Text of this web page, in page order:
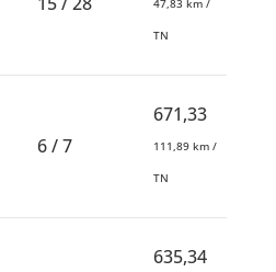
47,83 km /
TN
6 / 7
671,33
111,89 km /
TN
635,34